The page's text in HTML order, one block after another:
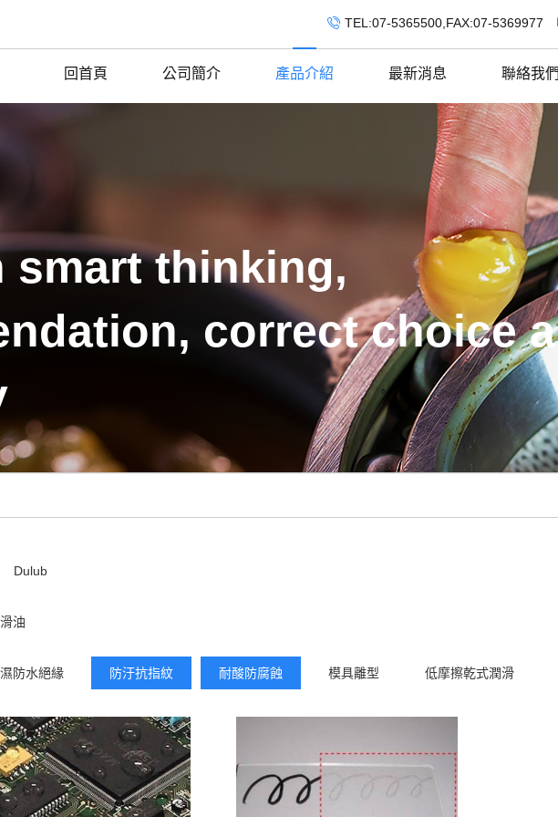
TEL:07-5365500,FAX:07-5369977
回首頁 公司簡介 產品介紹 最新消息 聯絡我們
smart thinking,
correct choice
Dulub
油
防水絕緣 防汙抗指紋 耐酸防腐蝕 模具離型 低摩擦乾式潤滑